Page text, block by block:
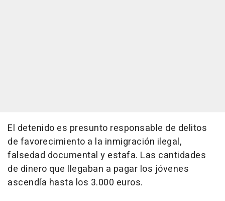
El detenido es presunto responsable de delitos
de favorecimiento a la inmigración ilegal,
falsedad documental y estafa. Las cantidades
de dinero que llegaban a pagar los jóvenes
ascendía hasta los 3.000 euros.